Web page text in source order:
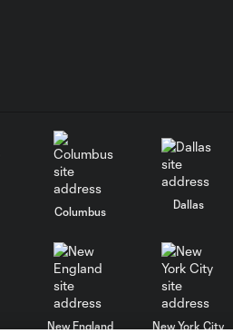
Columbus
Dallas
New England New York City